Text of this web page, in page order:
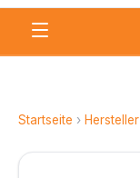
Startseite › Hersteller